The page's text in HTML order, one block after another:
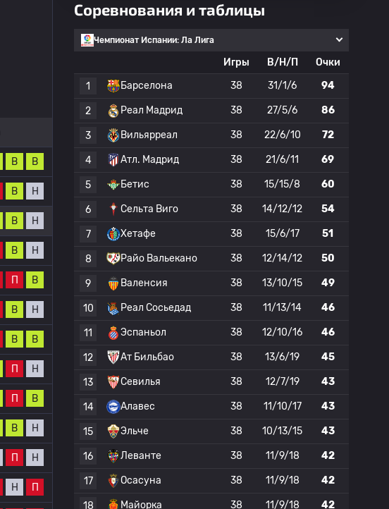
В В
В Н
В Н
В Н
П В
В Н
В В
П Н
П В
В Н
П Н
Н П
Соревнования и таблицы
Чемпионат Испании: Ла Лига
Игры В/Н/П
Очки
1
Барселона 38 31/1/6 94
2 Реал Мадрид 38 27/5/6 86
3 Вильярреал 38 22/6/10 72
4 Атл. Мадрид 38 21/6/11 69
5 Бетис 38 15/15/8 60
6 Сельта Виго 38 14/12/12 54
7 Хетафе 38 15/6/17 51
8 Райо Вальекано 38 12/14/12 50
9 Валенсия 38 13/10/15 49
10 Реал Сосьедад 38 11/13/14 46
11 Эспаньол 38 12/10/16 46
12 Ат Бильбао 38 13/6/19 45
13 Севилья 38 12/7/19 43
14 Алавес 38 11/10/17 43
15 Эльче 38 10/13/15 43
16 Леванте 38 11/9/18 42
17 Осасуна 38 11/9/18 42
18 Майорка 38 11/9/18 42